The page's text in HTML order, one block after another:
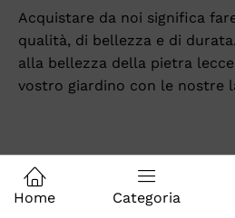
Acquistare da noi significa
qualità, di bellezza e di
alla bellezza della pietra
vostro giardino con le nostre
Facebook
Home Categoria